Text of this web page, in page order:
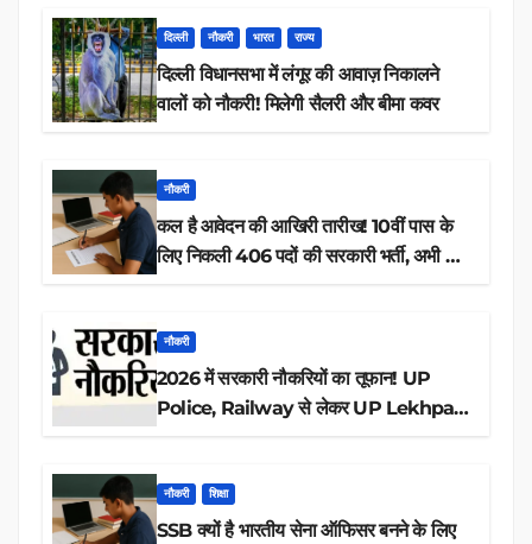
दिल्ली नौकरी भारत राज्य
दिल्ली विधानसभा में लंगूर की आवाज़ निकालने
वालों को नौकरी! मिलेगी सैलरी और बीमा कवर
नौकरी
कल है आवेदन की आखिरी तारीख! 10वीं पास के
लिए निकली 406 पदों की सरकारी भर्ती, अभी करें
नौकरी
2026 में सरकारी नौकरियों का तूफान! UP
Police, Railway से लेकर UP Lekhpal
नौकरी शिक्षा
SSB क्यों है भारतीय सेना ऑफिसर बनने के लिए